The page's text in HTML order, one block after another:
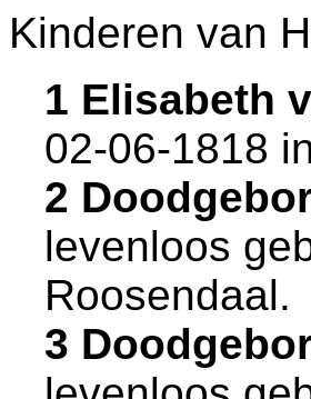
Kinderen van
1 Elisabeth
02-06-1818
2
levenloos
Roosendaal.
3